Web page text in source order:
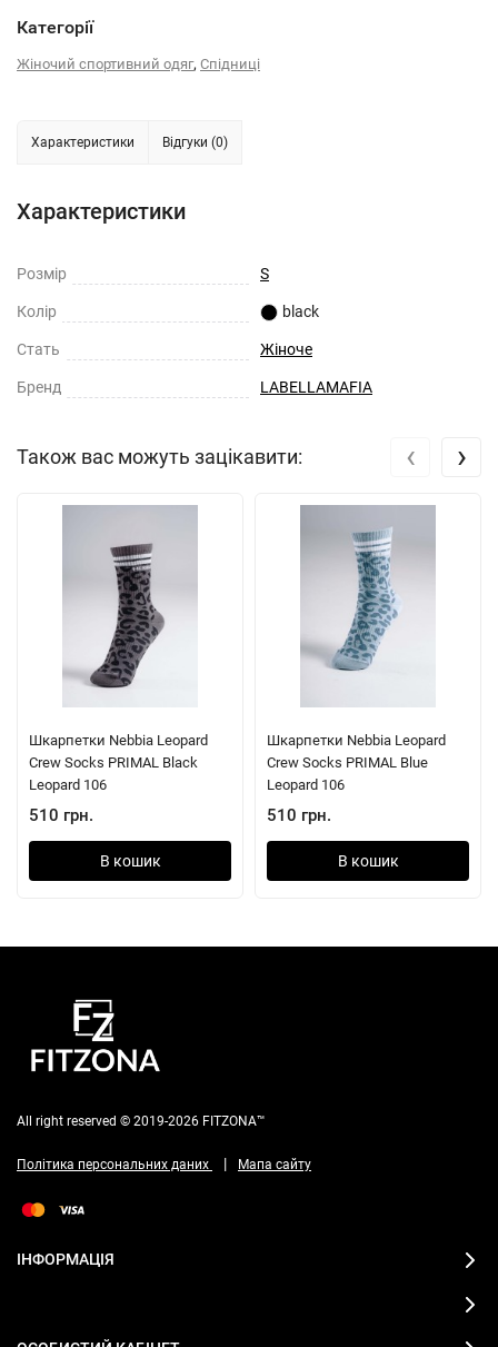
Категорії
Жіночий спортивний одяг, Спідниці
Характеристики Відгуки (0)
Характеристики
Розмiр S
Колiр black
Стать Жіноче
Бренд LABELLAMAFIA
Також вас можуть зацікавити:
Шкарпетки Nebbia Leopard
Crew Socks PRIMAL Black
Leopard 106
510 грн.
В кошик
Шкарпетки Nebbia Leopard
Crew Socks PRIMAL Blue
Leopard 106
510 грн.
В кошик
‹ ›
All right reserved © 2019-2026 FITZONA™
Політика персональних даних | Мапа сайту
ІНФОРМАЦІЯ